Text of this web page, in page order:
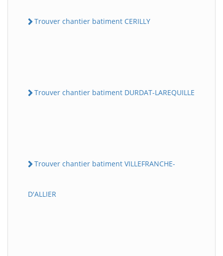
Trouver chantier batiment CERILLY
Trouver chantier batiment DURDAT-LAREQUILLE
Trouver chantier batiment VILLEFRANCHE-
D'ALLIER